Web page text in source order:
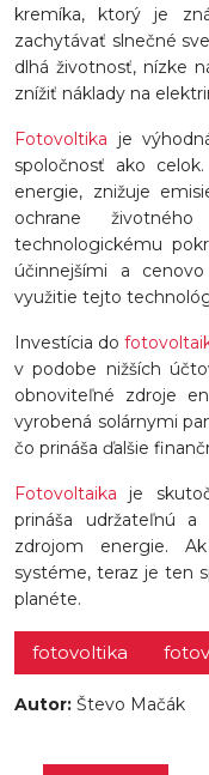
kremíka, ktorý je
zachytávať slnečné
dlhá životnosť, nízke
znížiť náklady na
Fotovoltika je
spoločnosť ako
energie, znižuje
ochrane
technologickému
účinnejšími a
využitie tejto
Investícia do
v podobe nižších
obnoviteľné zdroje
vyrobená solárnymi
čo prináša ďalšie
Fotovoltaika je
prináša udržateľnú
zdrojom energie.
systéme, teraz je ten
planéte.
fotovoltika
Autor: Števo Mačák